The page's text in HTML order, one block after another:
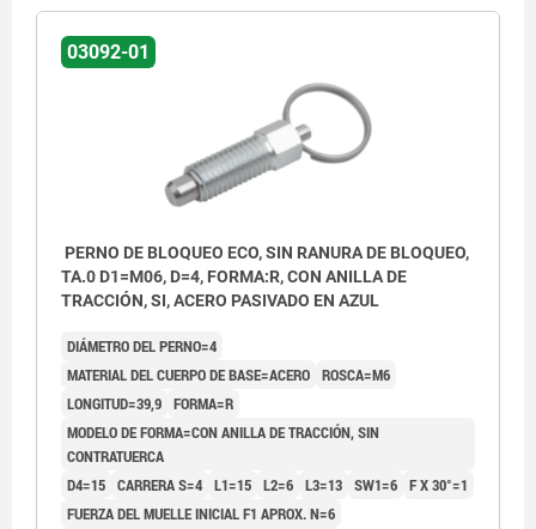
03092-01
PERNO DE BLOQUEO ECO, SIN RANURA DE BLOQUEO,
TA.0 D1=M06, D=4, FORMA:R, CON ANILLA DE
TRACCIÓN, SI, ACERO PASIVADO EN AZUL
DIÁMETRO DEL PERNO=4
MATERIAL DEL CUERPO DE BASE=ACERO ROSCA=M6
LONGITUD=39,9 FORMA=R
MODELO DE FORMA=CON ANILLA DE TRACCIÓN, SIN
CONTRATUERCA
D4=15 CARRERA S=4 L1=15 L2=6 L3=13 SW1=6 F X 30°=1
FUERZA DEL MUELLE INICIAL F1 APROX. N=6